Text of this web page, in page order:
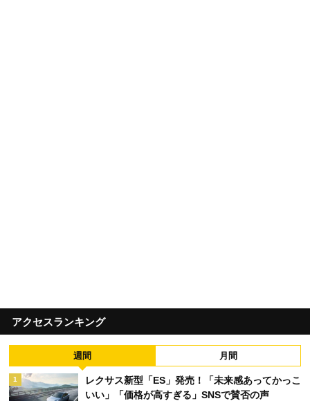
アクセスランキング
週間 月間
1
レクサス新型「ES」発売！「未来感あってかっこ
いい」「価格が高すぎる」SNSで賛否の声